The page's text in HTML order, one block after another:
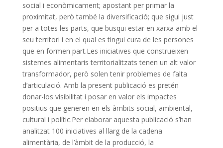
social i econòmicament; apostant per primar la
proximitat, però també la diversificació; que sigui just
per a totes les parts, que busqui estar en xarxa amb el
seu territori i en el qual es tingui cura de les persones
que en formen part.Les iniciatives que construeixen
sistemes alimentaris territorialitzats tenen un alt valor
transformador, però solen tenir problemes de falta
d’articulació. Amb la present publicació es pretén
donar-los visibilitat i posar en valor els impactes
positius que generen en els àmbits social, ambiental,
cultural i polític.Per elaborar aquesta publicació s’han
analitzat 100 iniciatives al llarg de la cadena
alimentària, de l’àmbit de la producció, la